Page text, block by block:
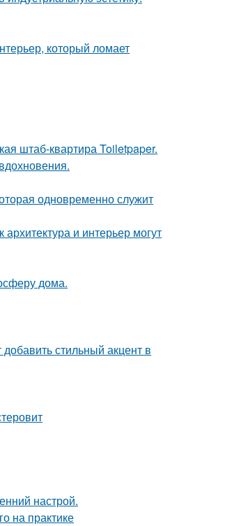
который ломает
штаб-квартира Toiletpaper.
одновременно служит
и интерьер могут
дома.
стильный акцент в
настрой.
на практике